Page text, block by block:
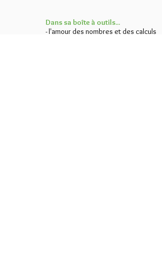
Dans sa boîte à outils...
- l'amour des nombres et des calculs